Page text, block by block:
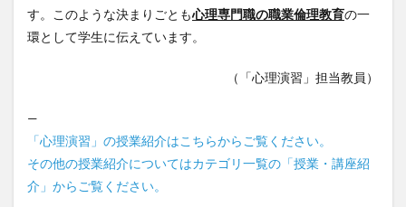
す。このような決まりごとも心理専門職の職業倫理教育の一
環として学生に伝えています。
（「心理演習」担当教員）
—
「心理演習」の授業紹介はこちらからご覧ください。
その他の授業紹介についてはカテゴリ一覧の「授業・講座紹
介」からご覧ください。